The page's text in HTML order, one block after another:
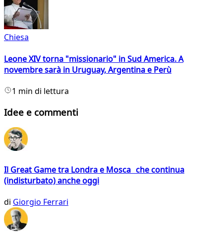
Chiesa
Leone XIV torna "missionario" in Sud America. A
novembre sarà in Uruguay, Argentina e Perù
1 min di lettura
Idee e commenti
Il Great Game tra Londra e Mosca che continua
(indisturbato) anche oggi
di Giorgio Ferrari